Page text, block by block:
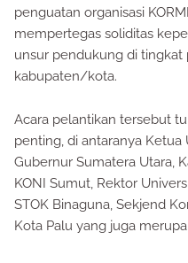
penguatan organisasi
mempertegas soliditas
unsur pendukung di tingkat
kabupaten/kota.
Acara pelantikan tersebut
penting, di antaranya Ketua
Gubernur Sumatera Utara,
KONI Sumut, Rektor
STOK Binaguna, Sekjend
Kota Palu yang juga